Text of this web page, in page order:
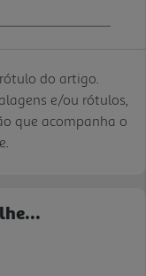
do artigo.
e/ou rótulos,
que acompanha o